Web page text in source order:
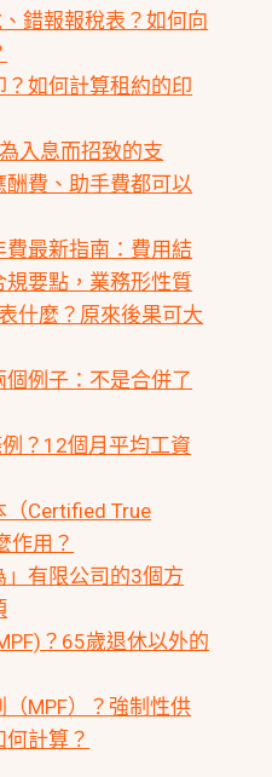
錯報報稅表？如何向
如何計算租約的印
入息而招致的支
費、助手費都可以
費最新指南：費用結
要點，業務形性質
什麼？原來後果可大
例子：不是合併了
？12個月平均工資
Certified True
作用？
有限公司的3個方
？65歲退休以外的
MPF）？強制性供
計算？